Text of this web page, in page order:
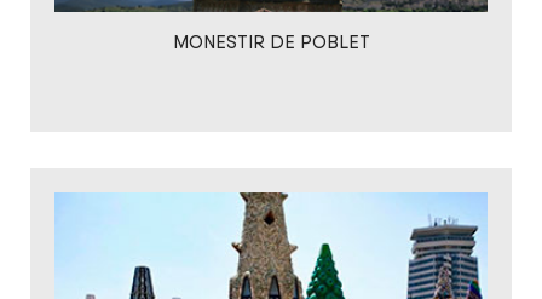
MONESTIR DE POBLET